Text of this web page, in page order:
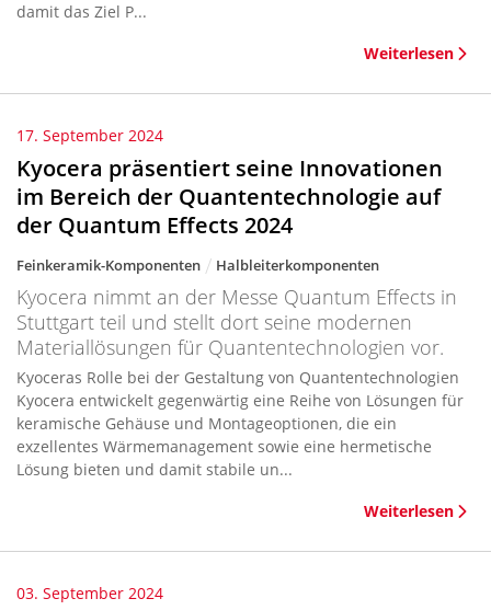
damit das Ziel P...
Weiterlesen
17. September 2024
Kyocera präsentiert seine Innovationen
im Bereich der Quantentechnologie auf
der Quantum Effects 2024
Feinkeramik-Komponenten Halbleiterkomponenten
Kyocera nimmt an der Messe Quantum Effects in
Stuttgart teil und stellt dort seine modernen
Materiallösungen für Quantentechnologien vor.
Kyoceras Rolle bei der Gestaltung von Quantentechnologien
Kyocera entwickelt gegenwärtig eine Reihe von Lösungen für
keramische Gehäuse und Montageoptionen, die ein
exzellentes Wärmemanagement sowie eine hermetische
Lösung bieten und damit stabile un...
Weiterlesen
03. September 2024